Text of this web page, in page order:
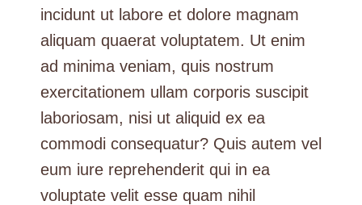
incidunt ut labore et dolore magnam
aliquam quaerat voluptatem. Ut enim
ad minima veniam, quis nostrum
exercitationem ullam corporis suscipit
laboriosam, nisi ut aliquid ex ea
commodi consequatur? Quis autem vel
eum iure reprehenderit qui in ea
voluptate velit esse quam nihil